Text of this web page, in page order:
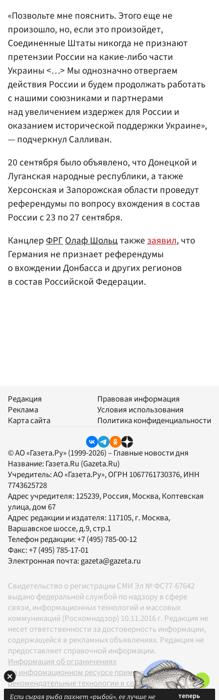
«Позвольте мне пояснить. Этого еще не
произошло, но, если это произойдет,
Соединенные Штаты никогда не признают
претензии России на какие-либо части
Украины <…> Мы однозначно отвергаем
действия России и будем продолжать работать
с нашими союзниками и партнерами
над увеличением издержек для России и
оказанием исторической поддержки Украине»,
— подчеркнул Салливан.
20 сентября было объявлено, что Донецкой и
Луганская народные республики, а также
Херсонская и Запорожская области проведут
референдумы по вопросу вхождения в состав
России с 23 по 27 сентября.
КанцлерФРГОлаф Шольцтакжезаявил, что
Германия не признает референдумы
о вхождении Донбасса и других регионов
в состав Российской Федерации.
Редакция
Реклама
Карта сайта
Правовая информация
Условия использования
Политика конфиденциальности
© АО «Газета.Ру» (1999-2026) – Главные новости дня
Название: Газета.Ru (Gazeta.Ru)
Учредитель:АО «Газета.Ру», ОГРН 1067761730376, ИНН
7743625728
Адрес учредителя: 125239, Россия, Москва, Коптевская
улица, дом 67
Адрес редакции и издателя: 117105, г. Москва,
Варшавское шоссе, д.9, стр.1
Телефон редакции:+7 (495) 785-00-12
Факс:+7 (495) 785-17-01
Электронная почта:gazeta@gazeta.ru
Свидетельство о регистрации СМИ Эл № ФС77-67642
выдано федеральной службой по надзору в сфере
связи, информационных технологий и массовых
коммуникаций (Роскомнадзор) 10.11.2016 г. Редакция не
несет ответственности за достоверность информации,
содержащейся в рекламных объявлениях. Редакция не
предоставляет справочной информации.
Информация об ограничениях
На информационном ресурсе применяются
рекомендательные технологии в соответствии с
Правилами
Если сырая рыба пахнет «рыбой», ее лучше не